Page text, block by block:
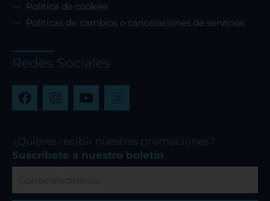
Política de cookies
Políticas de cambios o cancelaciones de servicios
Redes Sociales
F
a
b
o
o
k
I
n
a
g
r
a
m
Y
o
u
b
e
¿Quieres recibir nuestras promociones?
Suscríbete a nuestro boletín
electrónico